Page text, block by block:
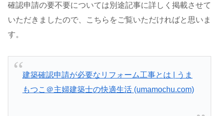
確認申請の要不要については別途記事に詳しく掲載させて
いただきましたので、こちらをご覧いただければと思いま
す。
建築確認申請が必要なリフォーム工事とは | うま
もつこ＠主婦建築士の快適生活 (umamochu.com)